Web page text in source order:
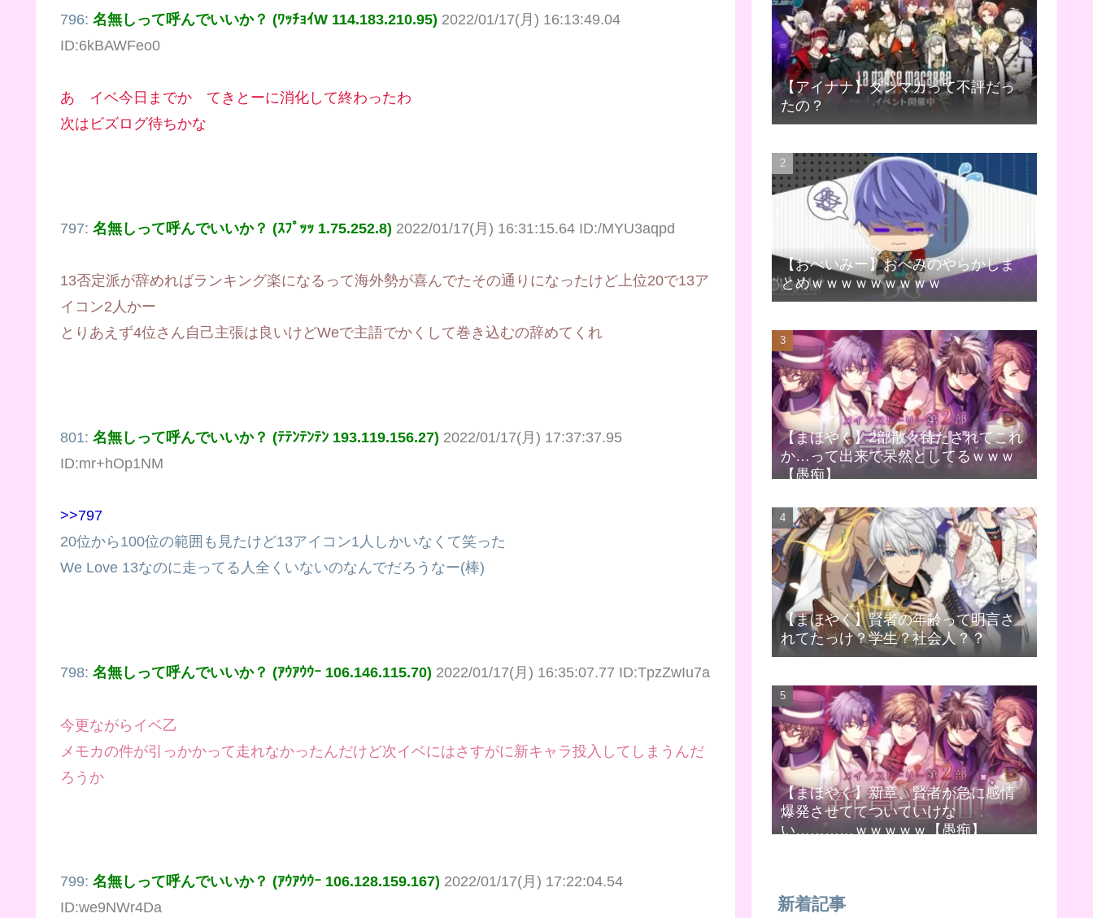
796: 名無しって呼んでいいか？ (ﾜｯﾁｮｲW 114.183.210.95) 2022/01/17(月) 16:13:49.04
ID:6kBAWFeo0
あ イベ今日までか てきとーに消化して終わったわ
次はビズログ待ちかな
797: 名無しって呼んでいいか？ (ｽﾌﾟｯｯ 1.75.252.8) 2022/01/17(月) 16:31:15.64 ID:/MYU3aqpd
13否定派が辞めればランキング楽になるって海外勢が喜んでたその通りになったけど上位20で13ア
イコン2人かー
とりあえず4位さん自己主張は良いけどWeで主語でかくして巻き込むの辞めてくれ
801: 名無しって呼んでいいか？ (ﾃﾃﾝﾃﾝﾃﾝ 193.119.156.27) 2022/01/17(月) 17:37:37.95
ID:mr+hOp1NM
>>797
20位から100位の範囲も見たけど13アイコン1人しかいなくて笑った
We Love 13なのに走ってる人全くいないのなんでだろうなー(棒)
798: 名無しって呼んでいいか？ (ｱｳｱｳｳｰ 106.146.115.70) 2022/01/17(月) 16:35:07.77 ID:TpzZwIu7a
今更ながらイベ乙
メモカの件が引っかかって走れなかったんだけど次イベにはさすがに新キャラ投入してしまうんだ
ろうか
799: 名無しって呼んでいいか？ (ｱｳｱｳｳｰ 106.128.159.167) 2022/01/17(月) 17:22:04.54
ID:we9NWr4Da
【アイナナ】ダンマカって不評だっ
たの？
【おべいみー】おべみのやらかしま
とめｗｗｗｗｗｗｗｗｗ
【まほやく】2部散々待たされてこれ
か…って出来で呆然としてるｗｗｗ
【愚痴】
【まほやく】賢者の年齢って明言さ
れてたっけ？学生？社会人？？
【まほやく】新章、賢者が急に感情
爆発させててついていけな
い…………ｗｗｗｗｗ【愚痴】
新着記事